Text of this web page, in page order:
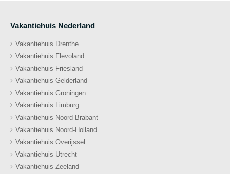
Vakantiehuis Nederland
Vakantiehuis Drenthe
Vakantiehuis Flevoland
Vakantiehuis Friesland
Vakantiehuis Gelderland
Vakantiehuis Groningen
Vakantiehuis Limburg
Vakantiehuis Noord Brabant
Vakantiehuis Noord-Holland
Vakantiehuis Overijssel
Vakantiehuis Utrecht
Vakantiehuis Zeeland